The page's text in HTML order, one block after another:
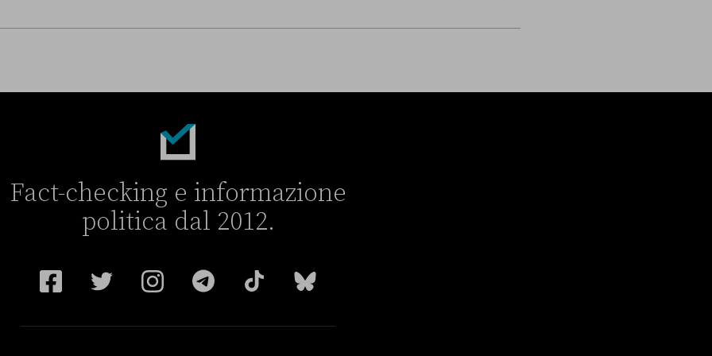
Fact-checking e informazione
politica dal 2012.